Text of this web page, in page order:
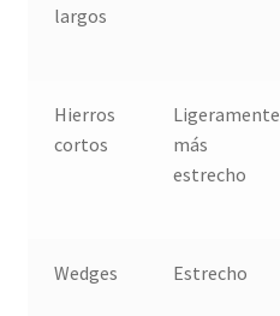
largos
Hierros
cortos
Ligeramente
más
estrecho
Wedges Estrecho